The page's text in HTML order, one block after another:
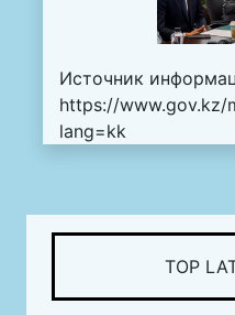
Источник
https://www.gov.kz/
lang=kk
TOP